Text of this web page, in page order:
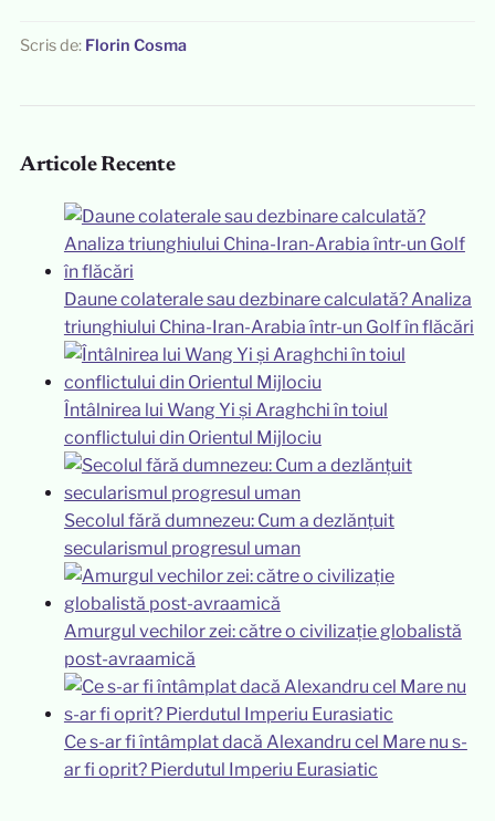
Scris de: Florin Cosma
Articole Recente
Daune colaterale sau dezbinare calculată? Analiza
triunghiului China-Iran-Arabia într-un Golf în flăcări
Întâlnirea lui Wang Yi și Araghchi în toiul
conflictului din Orientul Mijlociu
Secolul fără dumnezeu: Cum a dezlănțuit
secularismul progresul uman
Amurgul vechilor zei: către o civilizație globalistă
post-avraamică
Ce s-ar fi întâmplat dacă Alexandru cel Mare nu s-
ar fi oprit? Pierdutul Imperiu Eurasiatic